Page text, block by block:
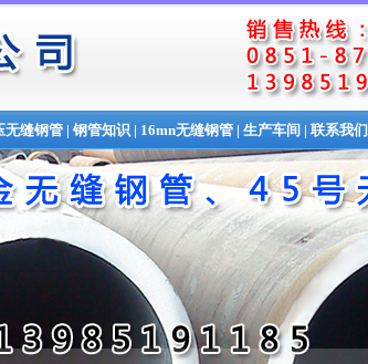
无缝钢管| 钢管知识| 16mn无缝钢管| 生产车间 | 联系我们